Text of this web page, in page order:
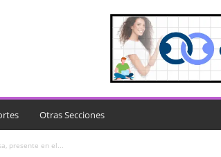
Otras Secciones
presente en el...